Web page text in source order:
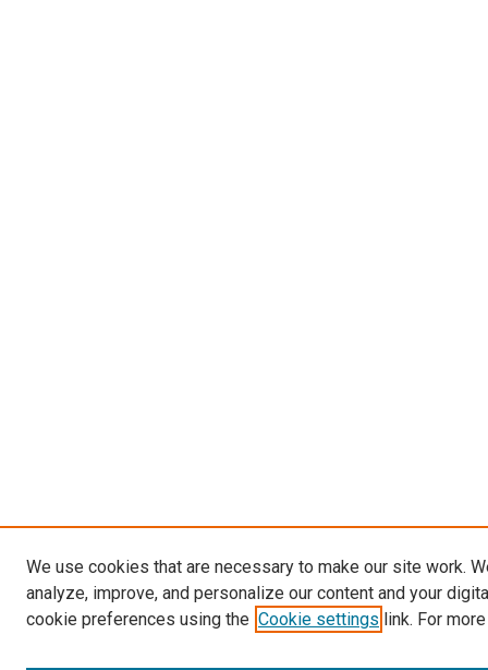
We use cookies that are necessary to make our site work.
analyze, improve, and personalize our content and your
cookie preferences using the Cookie settings link. For